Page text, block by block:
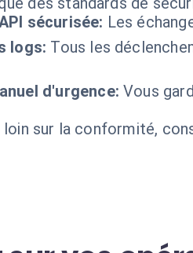
sécurisée: Les
logs: Tous les
d'urgence: Vous
loin sur la conformité,